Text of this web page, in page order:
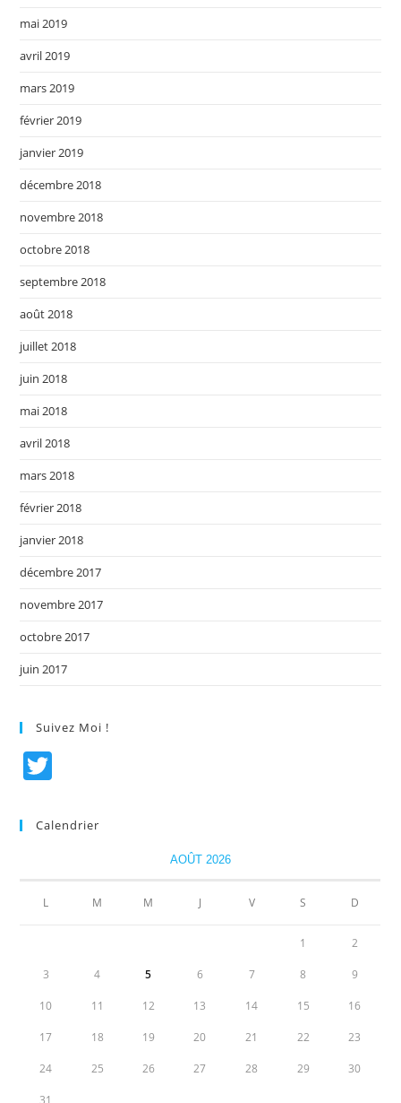
mai 2019
avril 2019
mars 2019
février 2019
janvier 2019
décembre 2018
novembre 2018
octobre 2018
septembre 2018
août 2018
juillet 2018
juin 2018
mai 2018
avril 2018
mars 2018
février 2018
janvier 2018
décembre 2017
novembre 2017
octobre 2017
juin 2017
Suivez Moi !
itt
Calendrier
AOÛT 2026
L M M J V S D
1 2
3 4 5 6 7 8 9
10 11 12 13 14 15 16
17 18 19 20 21 22 23
24 25 26 27 28 29 30
31